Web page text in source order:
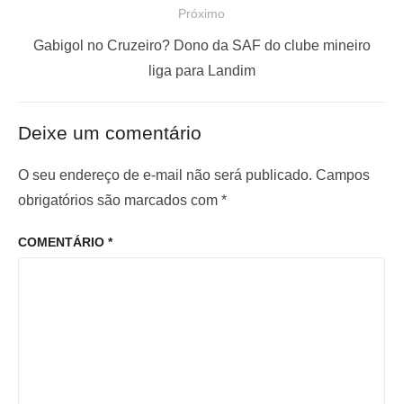
o
e
P
o
a
i
o
:
Próximo
P
m
o
o
Gabigol no Cruzeiro? Dono da SAF do clube mineiro
liga para Landim
Deixe um comentário
O seu endereço de e-mail não será publicado. Campos
obrigatórios são marcados com *
COMENTÁRIO *